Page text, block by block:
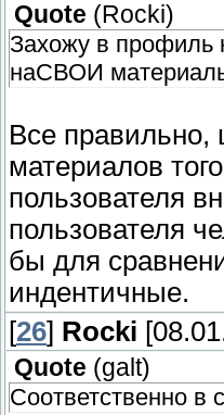
Quote ( Rocki)
Захожу в профиль
наСВОИ
Все правильно,
материалов
пользователя
пользователя
бы для
индентичные.
[26] Rocki
Quote (galt)
Соответственно в